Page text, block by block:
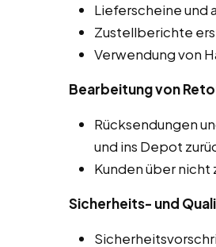
Lieferscheine und
Zustellberichte
Verwendung von
Bearbeitung von
Rücksendungen
und ins Depot
Kunden über
Sicherheits- und